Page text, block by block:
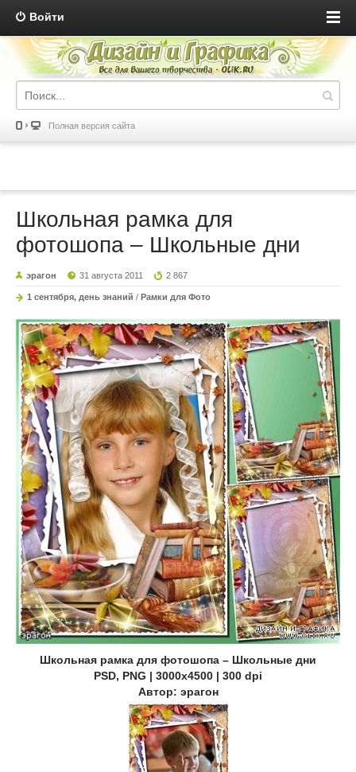
Войти
Полная версия сайта
Школьная рамка для
фотошопа – Школьные дни
эрагон 31 августа 2011 2 867
1 сентября, день знаний / Рамки для Фото
Школьная рамка для фотошопа – Школьные дни
PSD, PNG | 3000x4500 | 300 dpi
Автор: эрагон